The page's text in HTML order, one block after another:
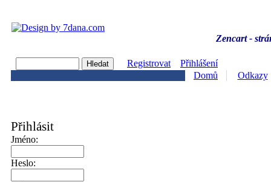
Zencart -
Registrovat
Přihlášení
Domů
Odkazy
Přihlásit
Jméno:
Heslo: